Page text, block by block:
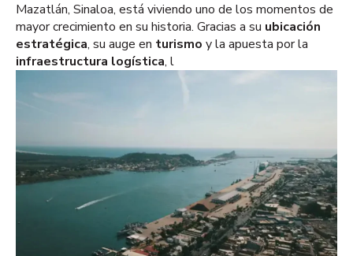
Mazatlán, Sinaloa, está viviendo uno de los momentos de
mayor crecimiento en su historia. Gracias a su ubicación
estratégica, su auge en turismo y la apuesta por la
infraestructura logística, l